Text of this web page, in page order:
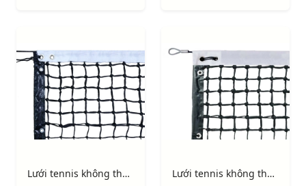
Lưới tennis không thụng S25898 (đặc biệt) Lưới tennis không thụng S25878